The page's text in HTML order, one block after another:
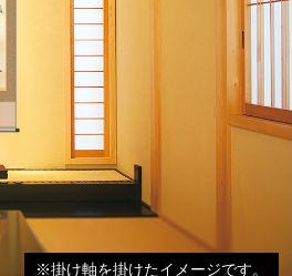
※掛け軸を掛けたイメージです。